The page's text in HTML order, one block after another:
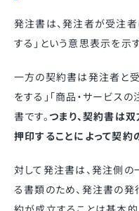
発注書は、発注者が受注者
する」という意思表示を示
一方の契約書は発注者と
をする」「商品・サービス
書です。 つまり、契約書は
押印することによって契約
対して発注書は、発注側
る書類のため、発注書の